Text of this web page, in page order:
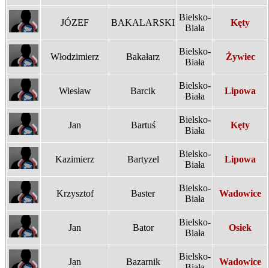
JÓZEF BAKALARSKI
Bielsko-
Biała
Kęty
Włodzimierz Bakałarz
Bielsko-
Biała
Żywiec
Wiesław Barcik
Bielsko-
Biała
Lipowa
Jan Bartuś
Bielsko-
Biała
Kęty
Kazimierz Bartyzel
Bielsko-
Biała
Lipowa
Krzysztof Baster
Bielsko-
Biała
Wadowice
Jan Bator
Bielsko-
Biała
Osiek
Jan Bazarnik
Bielsko-
Wadowice